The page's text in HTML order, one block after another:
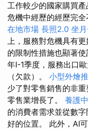
工作較少的國家購買
危機中經歷的經歷完全
在地市場 長照2.0 坐
上，服務對危機具有
的限制性措施也顯著使
年I-1季度，服務出口
（欠款）。 小型外燴
少了對零售銷售的非
零售業增長了。 養護
的消費者需求並從數
好的位置。 此外，AI